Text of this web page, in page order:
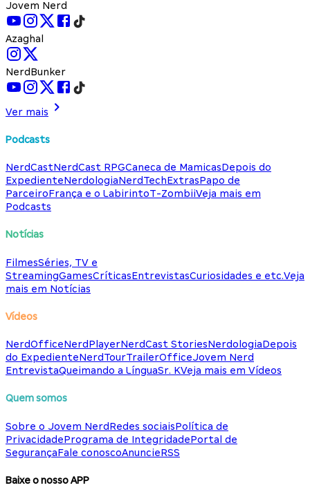
Jovem Nerd
Azaghal
NerdBunker
Ver mais
Podcasts
NerdCastNerdCast RPGCaneca de MamicasDepois do
ExpedienteNerdologiaNerdTechExtrasPapo de
ParceiroFrança e o LabirintoT-ZombiiVeja mais em
Podcasts
Notícias
FilmesSéries, TV e
StreamingGamesCríticasEntrevistasCuriosidades e etc.Veja
mais em Notícias
Vídeos
NerdOfficeNerdPlayerNerdCast StoriesNerdologiaDepois
do ExpedienteNerdTourTrailerOfficeJovem Nerd
EntrevistaQueimando a LínguaSr. KVeja mais em Vídeos
Quem somos
Sobre o Jovem NerdRedes sociaisPolítica de
PrivacidadePrograma de IntegridadePortal de
SegurançaFale conoscoAnuncieRSS
Baixe o nosso APP